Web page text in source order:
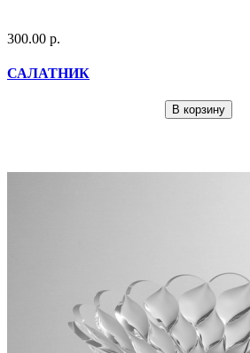
300.00 р.
САЛАТНИК
В корзину